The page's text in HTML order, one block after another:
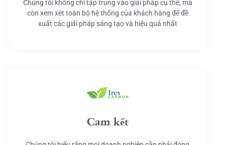
Chúng tôi không chỉ tập trung vào giải pháp cụ thể, mà
còn xem xét toàn bộ hệ thống của khách hàng để đề
xuất các giải pháp sáng tạo và hiệu quả nhất
Cam kết